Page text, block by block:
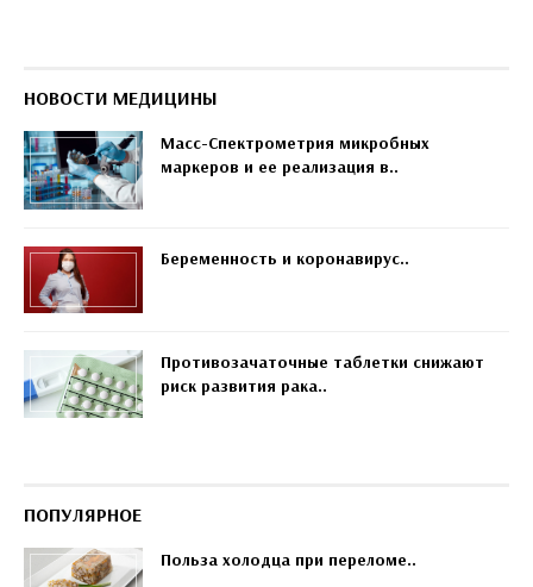
НОВОСТИ МЕДИЦИНЫ
Масс-Спектрометрия микробных
маркеров и ее реализация в..
Беременность и коронавирус..
Противозачаточные таблетки снижают
риск развития рака..
ПОПУЛЯРНОЕ
Польза холодца при переломе..